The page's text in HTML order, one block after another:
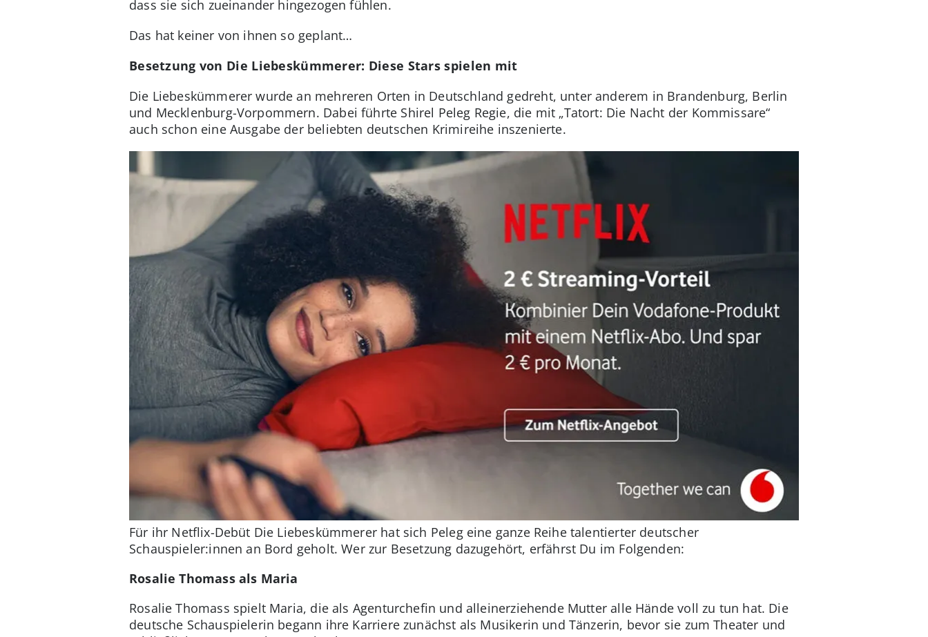
dass sie sich zueinander hingezogen fühlen.
Das hat keiner von ihnen so geplant…
Besetzung von Die Liebeskümmerer: Diese Stars spielen mit
Die Liebeskümmerer wurde an mehreren Orten in Deutschland gedreht, unter anderem in Brandenburg, Berlin
und Mecklenburg-Vorpommern. Dabei führte Shirel Peleg Regie, die mit „Tatort: Die Nacht der Kommissare“
auch schon eine Ausgabe der beliebten deutschen Krimireihe inszenierte.
Für ihr Netflix-Debüt Die Liebeskümmerer hat sich Peleg eine ganze Reihe talentierter deutscher
Schauspieler:innen an Bord geholt. Wer zur Besetzung dazugehört, erfährst Du im Folgenden:
Rosalie Thomass als Maria
Rosalie Thomass spielt Maria, die als Agenturchefin und alleinerziehende Mutter alle Hände voll zu tun hat. Die
deutsche Schauspielerin begann ihre Karriere zunächst als Musikerin und Tänzerin, bevor sie zum Theater und